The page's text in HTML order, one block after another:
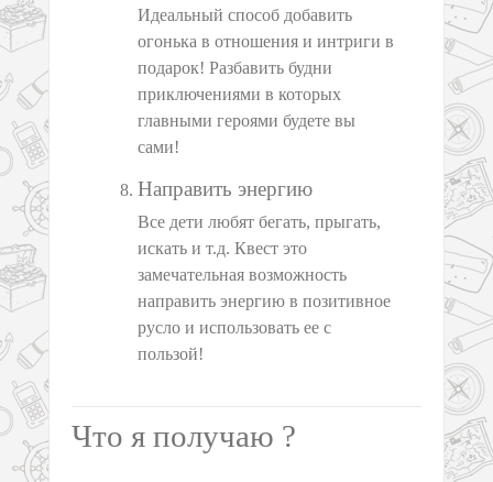
Идеальный способ добавить
огонька в отношения и интриги в
подарок! Разбавить будни
приключениями в которых
главными героями будете вы
сами!
Направить энергию
Все дети любят бегать, прыгать,
искать и т.д. Квест это
замечательная возможность
направить энергию в позитивное
русло и использовать ее с
пользой!
Что я получаю ?